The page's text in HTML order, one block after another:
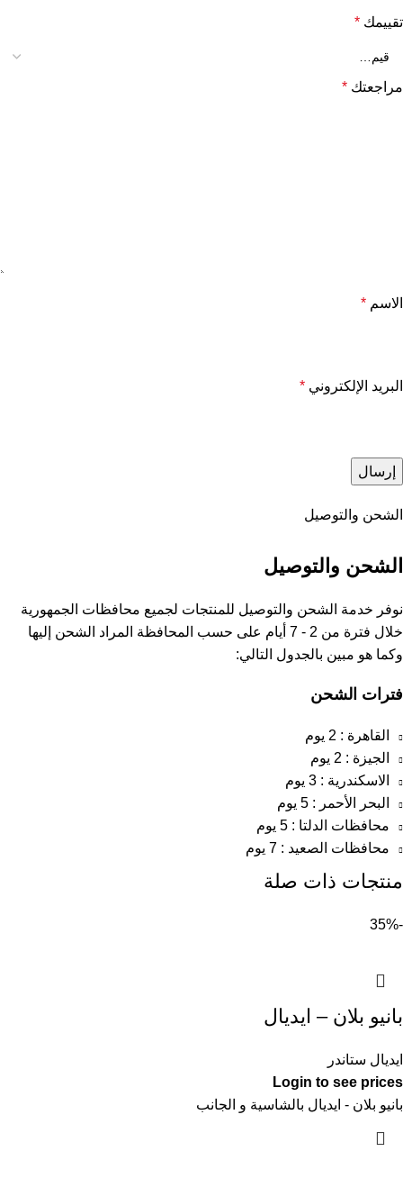
تقييمك *
مراجعتك *
الاسم *
البريد الإلكتروني *
الشحن والتوصيل
الشحن والتوصيل
نوفر خدمة الشحن والتوصيل للمنتجات لجميع محافظات الجمهورية
خلال فترة من 2 - 7 أيام على حسب المحافظة المراد الشحن إليها
وكما هو مبين بالجدول التالي:
فترات الشحن
القاهرة : 2 يوم
الجيزة : 2 يوم
الاسكندرية : 3 يوم
البحر الأحمر : 5 يوم
محافظات الدلتا : 5 يوم
محافظات الصعيد : 7 يوم
منتجات ذات صلة
-35%
بانيو بلان – ايديال
ايديال ستاندر
Login to see prices
بانيو بلان - ايديال بالشاسية و الجانب